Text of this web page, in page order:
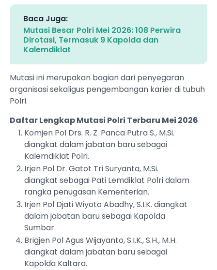
Baca Juga:
Mutasi Besar Polri Mei 2026: 108 Perwira
Dirotasi, Termasuk 9 Kapolda dan
Kalemdiklat
Mutasi ini merupakan bagian dari penyegaran
organisasi sekaligus pengembangan karier di tubuh
Polri.
Daftar Lengkap Mutasi Polri Terbaru Mei 2026
Komjen Pol Drs. R. Z. Panca Putra S., M.Si.
diangkat dalam jabatan baru sebagai
Kalemdiklat Polri.
Irjen Pol Dr. Gatot Tri Suryanta, M.Si.
diangkat sebagai Pati Lemdiklat Polri dalam
rangka penugasan Kementerian.
Irjen Pol Djati Wiyoto Abadhy, S.I.K. diangkat
dalam jabatan baru sebagai Kapolda
Sumbar.
Brigjen Pol Agus Wijayanto, S.I.K., S.H., M.H.
diangkat dalam jabatan baru sebagai
Kapolda Kaltara.